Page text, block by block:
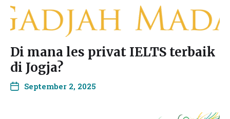
Di mana les privat IELTS terbaik
di Jogja?
September 2, 2025